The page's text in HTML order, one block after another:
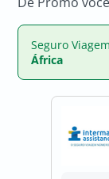
Seguro
África